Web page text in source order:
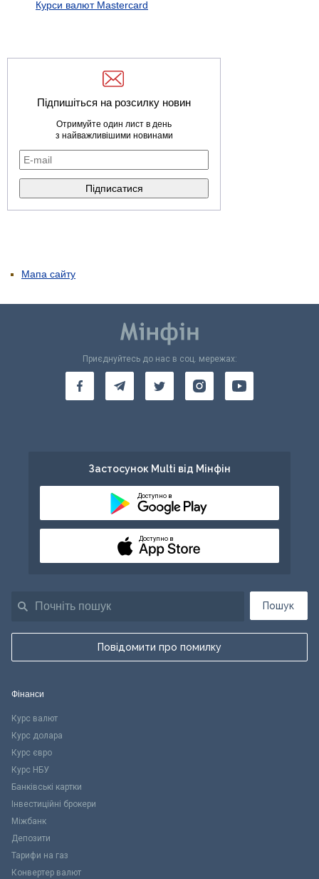
Курси валют Mastercard
Підпишіться на розсилку новин
Отримуйте один лист в день
з найважливішими новинами
Мапа сайту
Пошук
Повідомити про помилку
Приєднуйтесь до нас в соц. мережах:
Застосунок Multi від Мінфін
Доступно в
Доступно в
Фінанси
Курс валют
Курс долара
Курс євро
Курс НБУ
Банківські картки
Інвестиційні брокери
Міжбанк
Депозити
Тарифи на газ
Конвертер валют